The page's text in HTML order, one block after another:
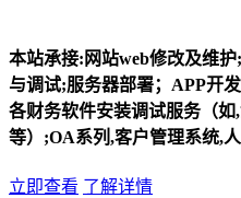
本站承接:网站web修改及维
与调试;服务器部署；APP开发
各财务软件安装调试服务（
等）;OA系列,客户管理系统,
立即查看 了解详情